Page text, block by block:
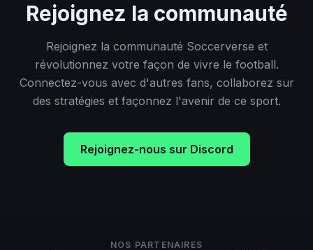
Rejoignez la communauté
Rejoignez la communauté Soccerverse et
révolutionnez votre façon de vivre le football.
Connectez-vous avec d'autres fans, collaborez sur
des stratégies et façonnez l'avenir de ce sport.
Rejoignez-nous sur Discord
NOS PARTENAIRES